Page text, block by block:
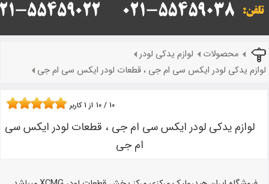
محصولات
لوازم یدکی لودر
لوازم یدکی لودر ایکس سی ام جی ، قطعات لودر ایکس سی ام جی
لوازم یدکی لودر ایکس سی ام جی ، قطعات لودر ایکس سی
ام جی
10 / 10 از 1کاربر